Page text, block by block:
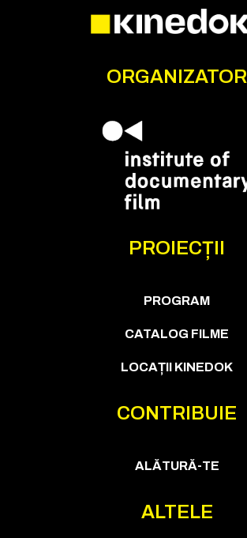
ORGANIZATOR
PROIECȚII
PROGRAM
CATALOG FILME
LOCAȚII KINEDOK
CONTRIBUIE
ALĂTURĂ-TE
ALTELE